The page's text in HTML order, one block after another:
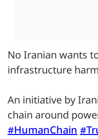
No Iranian wants
infrastructure
An initiative by
chain around
#HumanChain